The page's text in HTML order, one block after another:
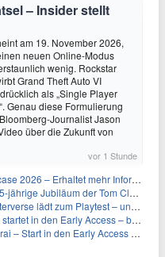
– Insider stellt
am 19. November 2026,
neuen Online-Modus
wenig. Rockstar
Grand Theft Auto VI
als „Single Player
Genau diese Formulierung
Journalist Jason
über die Zukunft von
vor 1 Stunde
– Erhaltet mehr Informationen
der Tom Clancy’s Ghost Recon-Reihe
zum Playtest – und erscheint schon bald!
in den Early Access – bald gehts los!
den Early Access ab heute im feudalen Japan